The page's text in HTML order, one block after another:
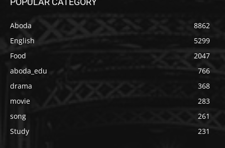
Aboda
8862
English
5299
Food
2047
aboda_edu
766
drama
368
movie
283
song
261
Study
231